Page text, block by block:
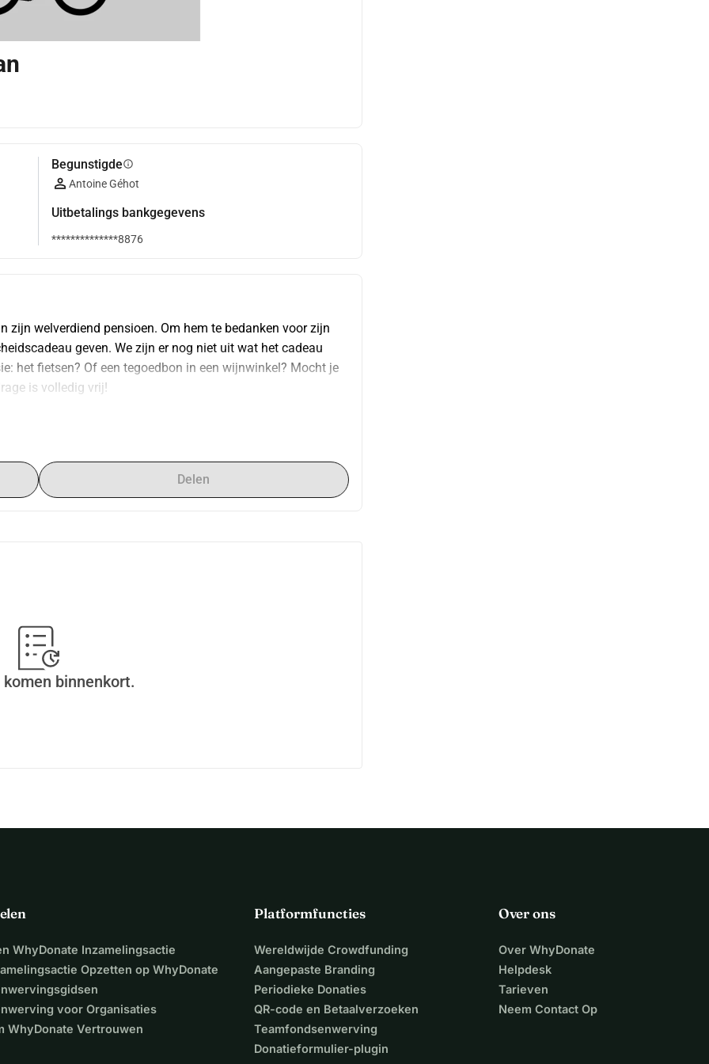
Begunstigdeinfo
Antoine Géhot
Uitbetalings bankgegevens
**************8876
zijn welverdiend pensioen. Om hem te bedanken voor zijn
geven. We zijn er nog niet uit wat het cadeau
het fietsen? Of een tegoedbon in een wijnwinkel? Mocht je
is volledig vrij!
retraite bien méritée. Pour le remercier de son engagement
en rapport avec sa grande passion : le cyclisme ? Ou un
idées, n'hésitez pas à les partager. La contribution est
Delen
komen binnenkort.
WhyDonate Inzamelingsactie
Opzetten op WhyDonate
voor Organisaties
WhyDonate Vertrouwen
Platformfuncties
Wereldwijde Crowdfunding
Aangepaste Branding
Periodieke Donaties
QR-code en Betaalverzoeken
Teamfondsenwerving
Donatieformulier-plugin
Over ons
Over WhyDonate
Helpdesk
Tarieven
Neem Contact Op